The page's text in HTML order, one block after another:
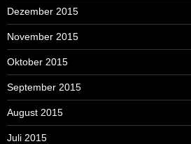
Dezember 2015
November 2015
Oktober 2015
September 2015
August 2015
Juli 2015